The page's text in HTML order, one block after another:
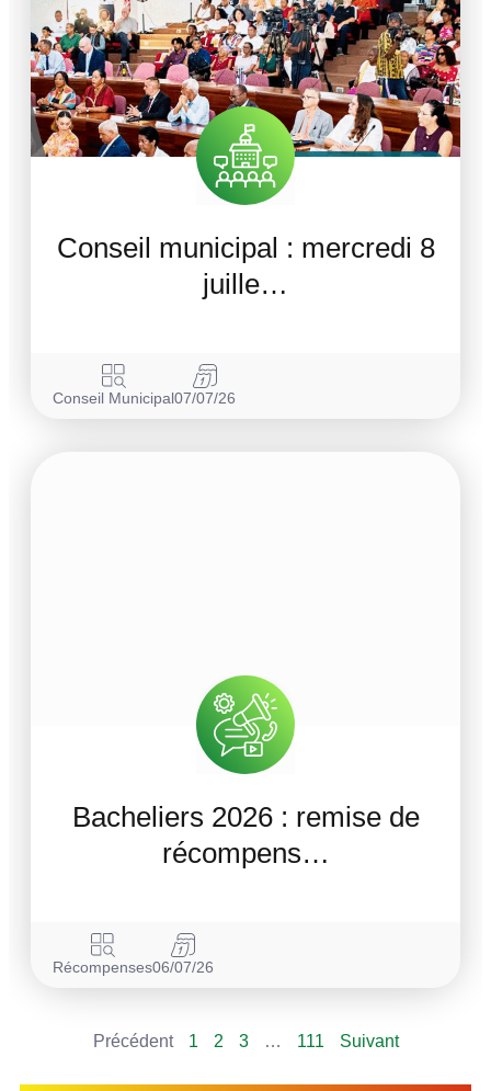
Conseil municipal : mercredi 8
juille…
Conseil Municipal07/07/26
Bacheliers 2026 : remise de
récompens…
Récompenses06/07/26
Précédent 1 2 3 … 111 Suivant